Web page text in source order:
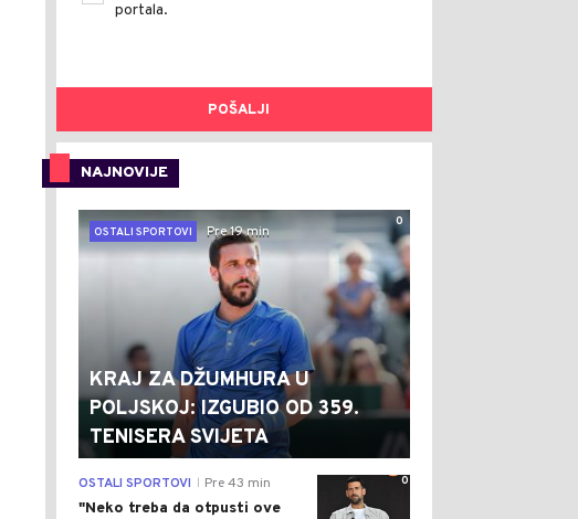
portala.
POŠALJI
NAJNOVIJE
0
OSTALI SPORTOVI
Pre 19 min
KRAJ ZA DŽUMHURA U
POLJSKOJ: IZGUBIO OD 359.
TENISERA SVIJETA
0
OSTALI SPORTOVI Pre 43 min
"Neko treba da otpusti ove